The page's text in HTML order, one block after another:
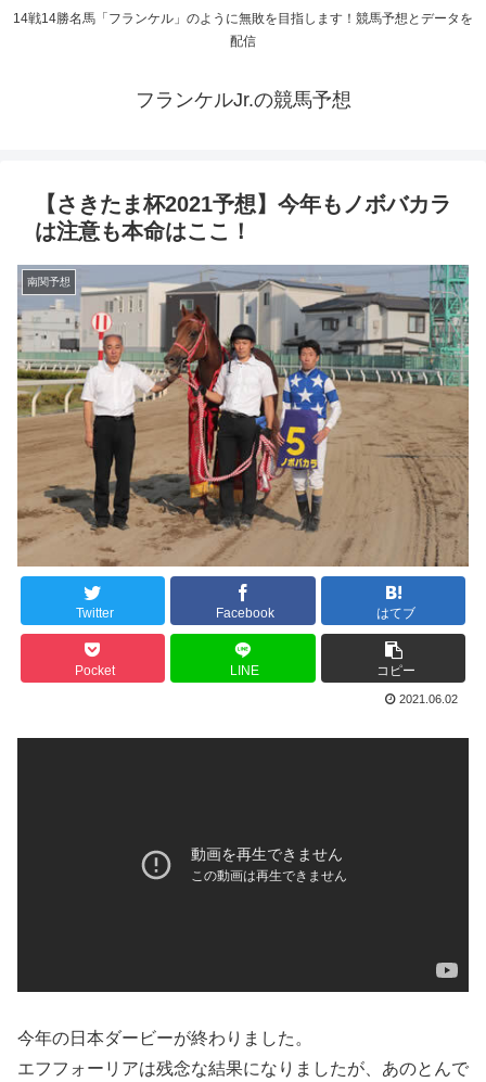
14戦14勝名馬「フランケル」のように無敗を目指します！競馬予想とデータを
配信
フランケルJr.の競馬予想
【さきたま杯2021予想】今年もノボバカラ
は注意も本命はここ！
南関予想
Twitter Facebook はてブ
Pocket LINE コピー
2021.06.02
今年の日本ダービーが終わりました。
エフフォーリアは残念な結果になりましたが、あのとんで